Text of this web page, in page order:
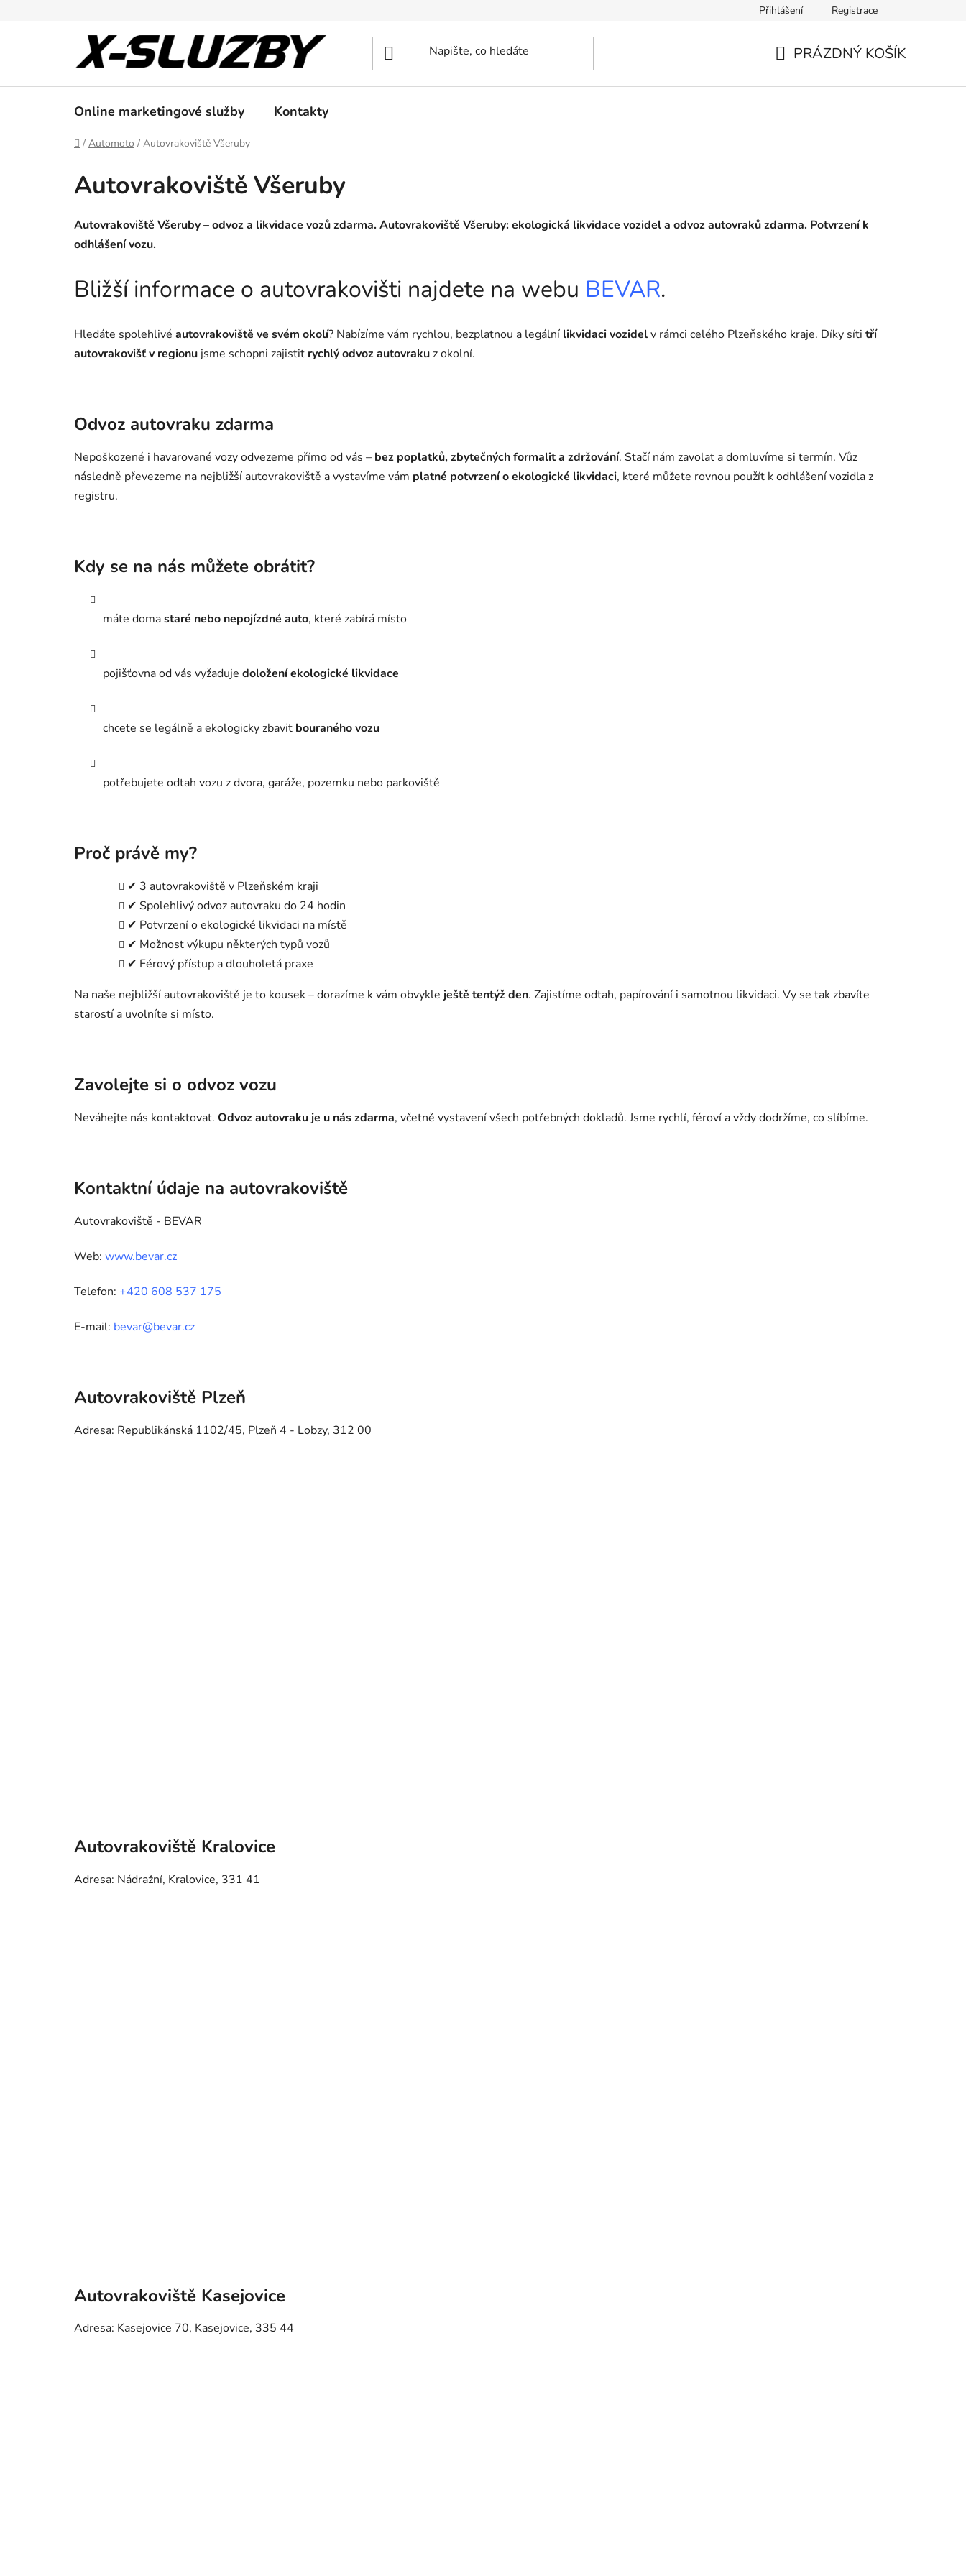
Přihlášení Registrace
PRÁZDNÝ KOŠÍK
Online marketingové služby Kontakty
Domů
/ Automoto / Autovrakoviště Všeruby
Autovrakoviště Všeruby
Autovrakoviště Všeruby – odvoz a likvidace vozů zdarma. Autovrakoviště Všeruby: ekologická likvidace vozidel a odvoz autovraků zdarma. Potvrzení k
odhlášení vozu.
Bližší informace o autovrakovišti najdete na webu BEVAR.
Hledáte spolehlivé autovrakoviště ve svém okolí? Nabízíme vám rychlou, bezplatnou a legální likvidaci vozidelv rámci celého Plzeňského kraje. Díky síti tří
autovrakovišť v regionu jsme schopni zajistit rychlý odvoz autovrakuz okolní.
Odvoz autovraku zdarma
Nepoškozené i havarované vozy odvezeme přímo od vás – bez poplatků, zbytečných formalit a zdržování. Stačí nám zavolat a domluvíme si termín. Vůz
následně převezeme na nejbližší autovrakoviště a vystavíme vám platné potvrzení o ekologické likvidaci, které můžete rovnou použít k odhlášení vozidla z
registru.
Kdy se na nás můžete obrátit?
máte domastaré nebo nepojízdné auto, které zabírá místo
pojišťovna od vás vyžaduje doložení ekologické likvidace
chcete se legálně a ekologicky zbavit bouraného vozu
potřebujete odtah vozu z dvora, garáže, pozemku nebo parkoviště
Proč právě my?
✔ 3 autovrakoviště v Plzeňském kraji
✔ Spolehlivý odvoz autovraku do 24 hodin
✔ Potvrzení o ekologické likvidaci na místě
✔ Možnost výkupu některých typů vozů
✔ Férový přístup a dlouholetá praxe
Na naše nejbližší autovrakoviště je to kousek – dorazíme k vám obvykle ještě tentýž den. Zajistíme odtah, papírování i samotnou likvidaci. Vy se tak zbavíte
starostí a uvolníte si místo.
Zavolejte si o odvoz vozu
Neváhejte nás kontaktovat. Odvoz autovraku je u nás zdarma, včetně vystavení všech potřebných dokladů. Jsme rychlí, féroví a vždy dodržíme, co slíbíme.
Kontaktní údaje na autovrakoviště
Autovrakoviště - BEVAR
Web: www.bevar.cz
Telefon: +420 608 537 175
E-mail: bevar@bevar.cz
Autovrakoviště Plzeň
Adresa: Republikánská 1102/45, Plzeň 4 - Lobzy, 312 00
Autovrakoviště Kralovice
Adresa: Nádražní, Kralovice, 331 41
Autovrakoviště Kasejovice
Adresa: Kasejovice 70, Kasejovice, 335 44